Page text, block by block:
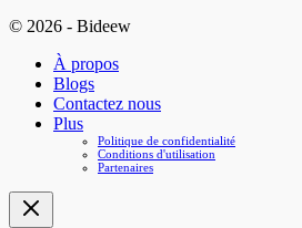
© 2026 - Bideew
À propos
Blogs
Contactez nous
Plus
Politique de confidentialité
Conditions d'utilisation
Partenaires